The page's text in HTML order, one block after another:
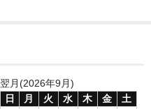
翌月(2026年9月)
日
月 火 水 木 金
土